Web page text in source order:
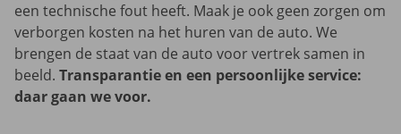
een technische fout heeft. Maak je ook geen zorgen om
verborgen kosten na het huren van de auto. We
brengen de staat van de auto voor vertrek samen in
beeld. Transparantie en een persoonlijke service:
daar gaan we voor.